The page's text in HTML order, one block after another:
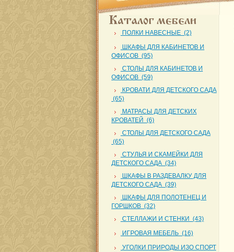
Каталог
Прайс-лист
Каталог мебели
ПОЛКИ НАВЕСНЫЕ (2)
ШКАФЫ ДЛЯ КАБИНЕТОВ И
ОФИСОВ (95)
СТОЛЫ ДЛЯ КАБИНЕТОВ И
ОФИСОВ (59)
КРОВАТИ ДЛЯ ДЕТСКОГО САДА
(65)
МАТРАСЫ ДЛЯ ДЕТСКИХ
КРОВАТЕЙ (6)
СТОЛЫ ДЛЯ ДЕТСКОГО САДА
(65)
СТУЛЬЯ И СКАМЕЙКИ ДЛЯ
ДЕТСКОГО САДА (34)
ШКАФЫ В РАЗДЕВАЛКУ ДЛЯ
ДЕТСКОГО САДА (39)
ШКАФЫ ДЛЯ ПОЛОТЕНЕЦ И
ГОРШКОВ (32)
СТЕЛЛАЖИ И СТЕНКИ (43)
ИГРОВАЯ МЕБЕЛЬ (16)
УГОЛКИ ПРИРОДЫ ИЗО СПОРТ